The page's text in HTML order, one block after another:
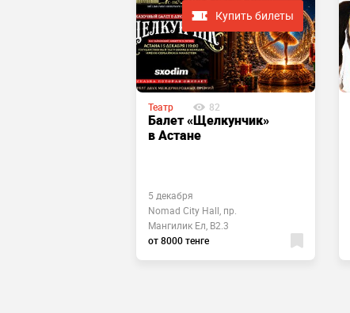
Купить билеты
Театр 82
Балет «Щелкунчик»
в Астане
5 декабря
Nomad City Hall, пр.
Мангилик Ел, B2.3
от 8000 тенге